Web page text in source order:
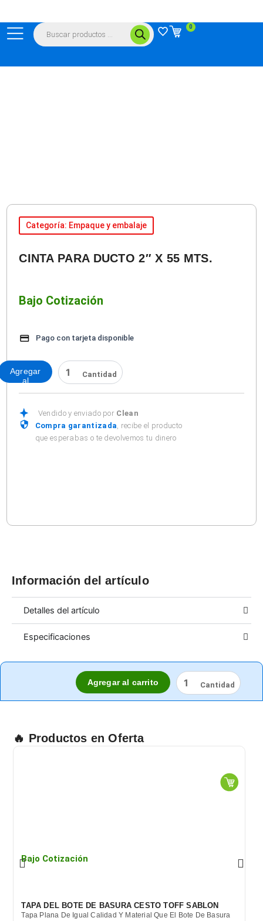
al
contenido
Búsqueda
de
0
Categoría: Empaque y embalaje
CINTA PARA DUCTO 2″ X 55 MTS.
Bajo Cotización
Pago con tarjeta disponible
CINTA
PARA
X
55
MTS.
Agregar
al
Vendido y enviado por Clean
Compra garantizada, recibe el producto
que esperabas o te devolvemos tu dinero
Información del artículo
Detalles del artículo
Especificaciones
CINTA
PARA
DUCTO
MTS.
Agregar al carrito
🔥 Productos en Oferta
Bajo Cotización
TAPA DEL BOTE DE BASURA CESTO TOFF SABLON
Tapa Plana De Igual Calidad Y Material Que El Bote De Basura